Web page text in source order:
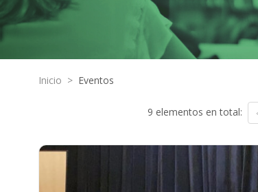
Inicio > Eventos
9 elementos en total: